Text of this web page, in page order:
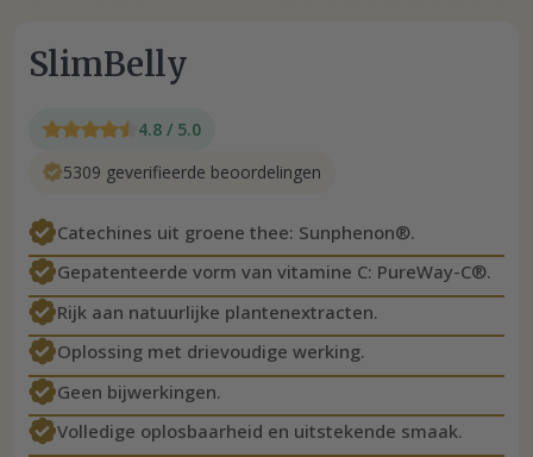
SlimBelly
4.8 / 5.0
5309 geverifieerde beoordelingen
Catechines uit groene thee: Sunphenon®.
Gepatenteerde vorm van vitamine C: PureWay-C®.
Rijk aan natuurlijke plantenextracten.
Oplossing met drievoudige werking.
Geen bijwerkingen.
Volledige oplosbaarheid en uitstekende smaak.